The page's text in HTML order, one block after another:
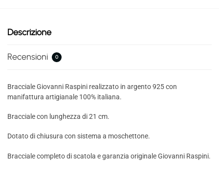
Descrizione
Recensioni 0
Bracciale Giovanni Raspini realizzato in argento 925 con
manifattura artigianale 100% italiana.
Bracciale con lunghezza di 21 cm.
Dotato di chiusura con sistema a moschettone.
Bracciale completo di scatola e garanzia originale Giovanni Raspini.